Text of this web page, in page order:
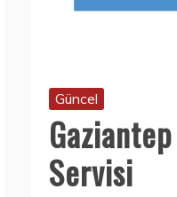
Güncel
Servisi